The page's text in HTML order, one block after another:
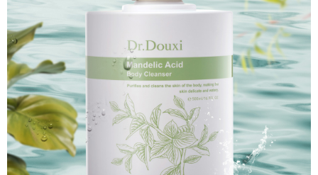
請求用戶進行身份認證。
５．嚴禁一人註冊多個帳號或使用他人資訊註冊。若發現惡意使用之情形，
恩沛科技股份有限公司將有權停止該用戶之使用額度並採取法律行動。
每筆NT$70，滿NT$1,000(含以上)免運費
宅配-離島
每筆NT$100，滿NT$1,500(含以上)免運費
新竹貨到付款
每筆NT$100，滿NT$1,200(含以上)免運費
海外宅配 查看運費